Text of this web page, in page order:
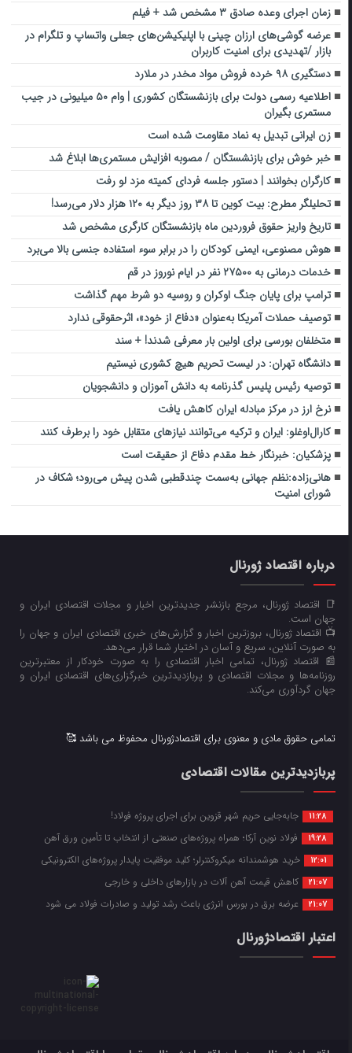
زمان اجرای وعده صادق ۳ مشخص شد + فیلم
عرضه گوشی‌های ارزان چینی با اپلیکیشن‌های جعلی واتساپ و تلگرام در
بازار /تهدیدی برای امنیت کاربران
دستگیری ۹۸ خرده فروش مواد مخدر در ملارد
اطلاعیه رسمی دولت برای بازنشستگان کشوری | وام ۵۰ میلیونی در جیب
مستمری بگیران
زن ایرانی تبدیل به نماد مقاومت شده است
خبر خوش برای بازنشستگان / مصوبه افزایش مستمری‌ها ابلاغ شد
کارگران بخوانند | دستور جلسه فردای کمیته مزد لو رفت
تحلیلگر مطرح: بیت کوین تا ۳۸ روز دیگر به ۱۲۰ هزار دلار می‌رسد!
تاریخ واریز حقوق فروردین ماه بازنشستگان کارگری مشخص شد
هوش مصنوعی، ایمنی کودکان را در برابر سوء استفاده جنسی بالا می‌برد
خدمات درمانی به ۲۷۵۰۰ نفر در ایام نوروز در قم
ترامپ برای پایان جنگ اوکران و روسیه دو شرط مهم گذاشت
توصیف حملات آمریکا به‌عنوان «دفاع از خود»، اثرحقوقی ندارد
متخلفان بورسی برای اولین بار معرفی شدند! + سند
دانشگاه تهران: در لیست تحریم هیچ کشوری نیستیم
توصیه رئیس پلیس گذرنامه به دانش آموزان و دانشجویان
نرخ ارز در مرکز مبادله ایران کاهش یافت
کارال‌اوغلو: ایران و ترکیه می‌توانند نیازهای متقابل خود را برطرف کنند
پزشکیان: خبرنگار خط مقدم دفاع از حقیقت است
هانی‌زاده:نظم جهانی به‌سمت چندقطبی شدن پیش می‌رود؛ شکاف در
شورای امنیت
درباره اقتصاد ژورنال
📑 اقتصاد ژورنال، مرجع بازنشر جدیدترین اخبار و مجلات اقتصادی ایران و
جهان است.
📺 اقتصاد ژورنال، بروزترین اخبار و گزارش‌های خبری اقتصادی ایران و جهان را
به صورت آنلاین، سریع و آسان در اختیار شما قرار می‌‌دهد.
📰 اقتصاد ژورنال، تمامی اخبار اقتصادی را به صورت خودکار از معتبرترین
روزنامه‌ها و مجلات اقتصادی و پربازدیدترین خبرگزاری‌های اقتصادی ایران و
جهان گردآوری می‌کند.
تمامی حقوق مادی و معنوی برای اقتصادژورنال محفوظ می باشد 🥰
پربازدیدترین مقالات اقتصادی
11:28 جابه‌جایی حریم شهر قزوین برای اجرای پروژه فولاد!
19:28 فولاد نوین آرکا؛ همراه پروژه‌های صنعتی از انتخاب تا تأمین ورق آهن
12:01 خرید هوشمندانه میکروکنترلر؛ کلید موفقیت پایدار پروژه‌های الکترونیکی
21:07 کاهش قیمت آهن آلات در بازارهای داخلی و خارجی
21:07 عرضه برق در بورس انرژی باعث رشد تولید و صادرات فولاد می شود
اعتبار اقتصادژورنال